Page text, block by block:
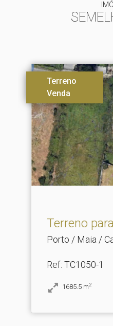
Terreno
Venda
Terreno
Porto / Maia /
Ref: TC1050-1
1685.5 m2